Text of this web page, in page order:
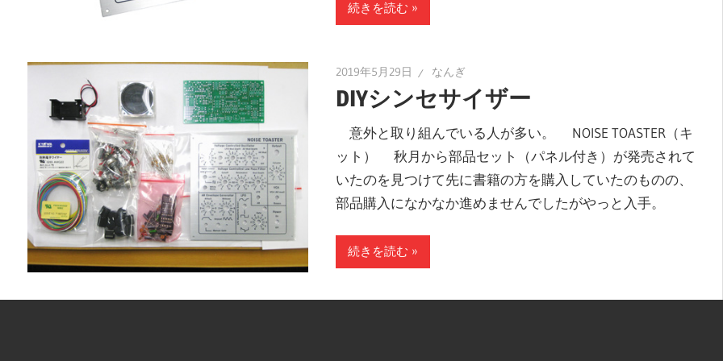
続きを読む
2019年5月29日 なんぎ
DIYシンセサイザー
意外と取り組んでいる人が多い。 NOISE TOASTER（キ
ット） 秋月から部品セット（パネル付き）が発売されて
いたのを見つけて先に書籍の方を購入していたのものの、
部品購入になかなか進めませんでしたがやっと入手。
続きを読む